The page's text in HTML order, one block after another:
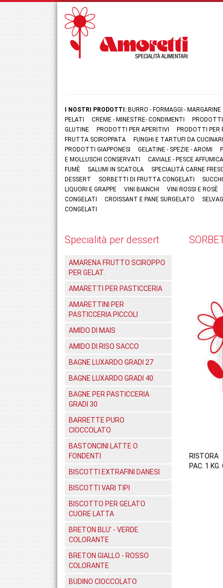
I NOSTRI PRODOTTI: BURRO - FORMAGGI - MARGARINE
PELATI
CREME - MINESTRE- CONDIMENTI
GLUTINE
PRODOTTI PER APERITIVI
PRODOTTI PER
FRUTTA SCIROPPATA
FUNGHI E TARTUFI DA
PRODOTTI GIAPPONESI
GELATINE - SPEZIE - AROMI
E MOLLUSCHI CONSERVATI
CAVIALE - PESCE
FUMÈ
SALUMI IN SCATOLA
SPECIALITÀ CARNE
DESSERT
SORBETTI DI FRUTTA CONGELATI
LIQUORI E GRAPPE
VINI BIANCHI
VINI ROSSI E ROSÈ
CONGELATI
CROISSANT E PANE SURGELATO
CONGELATI
Specialità per dessert
AMARENA FRUTTO SCIROPPO
PER GELAT.
AMARETTI PER PASTICCERIA
AMARETTINI PER
PASTICCERIA PICCOLI
AMIDO DI MAIS
AMIDO DI RISO SACCO
BAGNE LUXARDO GRADI 27
BAGNE LUXARDO GRADI 40
BAGNE PER PASTICCERIA
GRADI 30
BARRETTE PURO
CIOCCOLATO
BASTONCINI LATTE O
FONDENTI
BISCOTTI EXTRAFINI DANESI
BISCOTTI VARI TIPI
BISCOTTO PER GELATO
CUORE LATTA
BRETON BLU' - VERDE
COLORANTE
BRETON GIALLO - ROSSO
COLORANTE
BUDINO CIOCCOLATO
RISTORA
PAC. 1